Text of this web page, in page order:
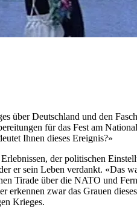
über Deutschland und den
für das Fest am
Ihnen dieses Ereignis?»
der politischen
er sein Leben verdankt. «Das
Tirade über die NATO und
zwar das Grauen
Krieges.